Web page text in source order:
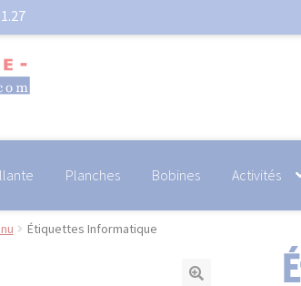
Planches Bobines Activités
Étiquettes Informatique